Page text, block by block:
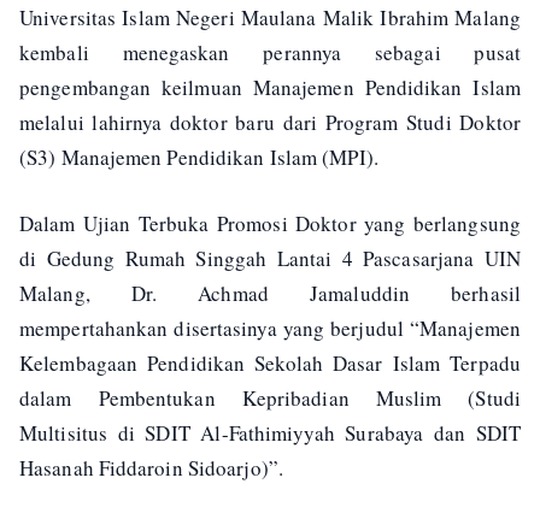
Universitas Islam Negeri Maulana Malik Ibrahim Malang
kembali menegaskan perannya sebagai pusat
pengembangan keilmuan Manajemen Pendidikan Islam
melalui lahirnya doktor baru dari Program Studi Doktor
(S3) Manajemen Pendidikan Islam (MPI).
Dalam Ujian Terbuka Promosi Doktor yang berlangsung
di Gedung Rumah Singgah Lantai 4 Pascasarjana UIN
Malang, Dr. Achmad Jamaluddin berhasil
mempertahankan disertasinya yang berjudul “Manajemen
Kelembagaan Pendidikan Sekolah Dasar Islam Terpadu
dalam Pembentukan Kepribadian Muslim (Studi
Multisitus di SDIT Al-Fathimiyyah Surabaya dan SDIT
Hasanah Fiddaroin Sidoarjo)”.